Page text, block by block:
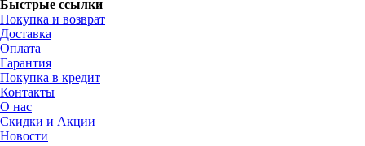
Быстрые ссылки
Покупка и возврат
Доставка
Оплата
Гарантия
Покупка в кредит
Контакты
О нас
Скидки и Акции
Новости